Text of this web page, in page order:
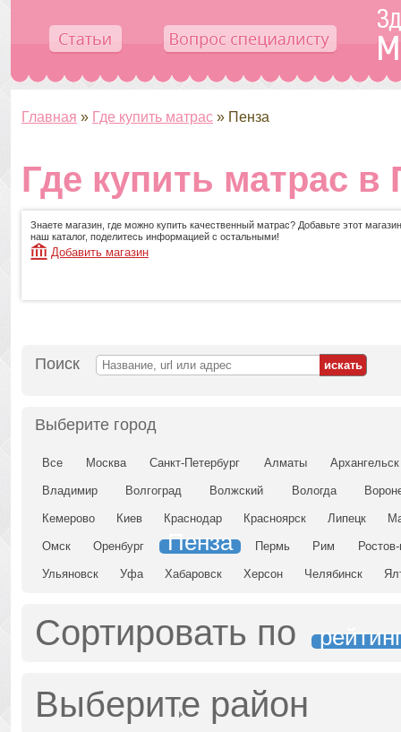
Главная » Где купить матрас » Пенза
Где купить матрас в
Знаете магазин, где можно купить качественный матрас? Добавьте этот
наш каталог, поделитесь информацией с остальными!
Добавить магазин
Поиск
Выберите город
Все Москва Санкт-Петербург Алматы Архангельск
Владимир Волгоград Волжский Вологда
Кемерово Киев Краснодар Красноярск Липецк
Омск Оренбург Пенза Пермь Рим
Ульяновск Уфа Хабаровск Херсон Челябинск
Сортировать по
Выберите район